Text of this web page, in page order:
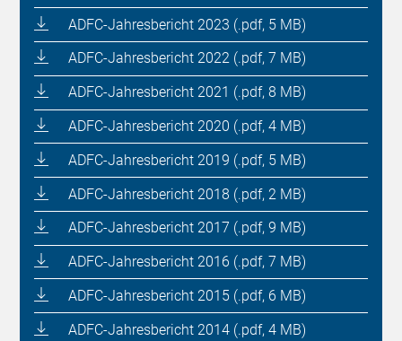
ADFC-Jahresbericht 2023 (.pdf, 5 MB)
ADFC-Jahresbericht 2022 (.pdf, 7 MB)
ADFC-Jahresbericht 2021 (.pdf, 8 MB)
ADFC-Jahresbericht 2020 (.pdf, 4 MB)
ADFC-Jahresbericht 2019 (.pdf, 5 MB)
ADFC-Jahresbericht 2018 (.pdf, 2 MB)
ADFC-Jahresbericht 2017 (.pdf, 9 MB)
ADFC-Jahresbericht 2016 (.pdf, 7 MB)
ADFC-Jahresbericht 2015 (.pdf, 6 MB)
ADFC-Jahresbericht 2014 (.pdf, 4 MB)